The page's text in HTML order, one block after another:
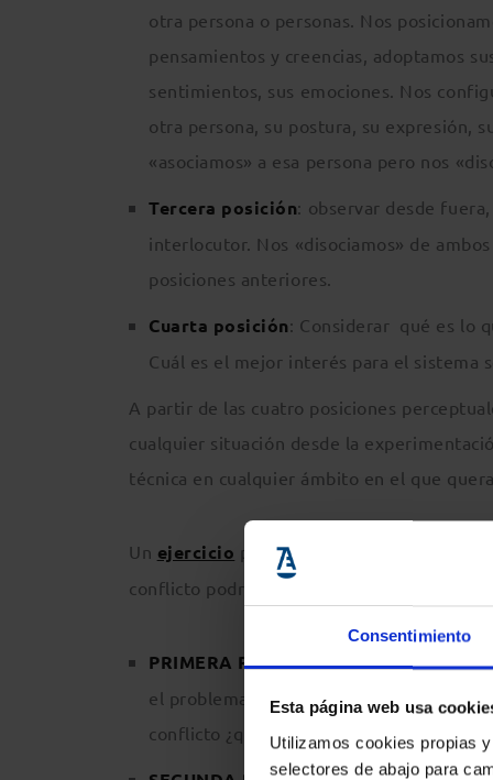
Consentimiento
Esta página web usa
Utilizamos cookies propias
selectores de abajo para
otra persona o personas. Nos
pensamientos y creencias, adoptamos
sentimientos, sus emociones. Nos
otra persona, su postura, su expresión,
«asociamos» a esa persona pero nos
Tercera posición: observar desde
interlocutor. Nos «disociamos» de
posiciones anteriores.
Cuarta posición: Considerar qué es lo
Cuál es el mejor interés para el sistema
A partir de las cuatro posiciones
cualquier situación desde la
técnica en cualquier ámbito en el que
Un ejercicio para comprender mejor la
conflicto podría ser éste:
PRIMERA POSICIÓN: teniendo en
el problema? ¿Qué es lo que yo quisiera
conflicto ¿qué hace? ¿Qué dice?